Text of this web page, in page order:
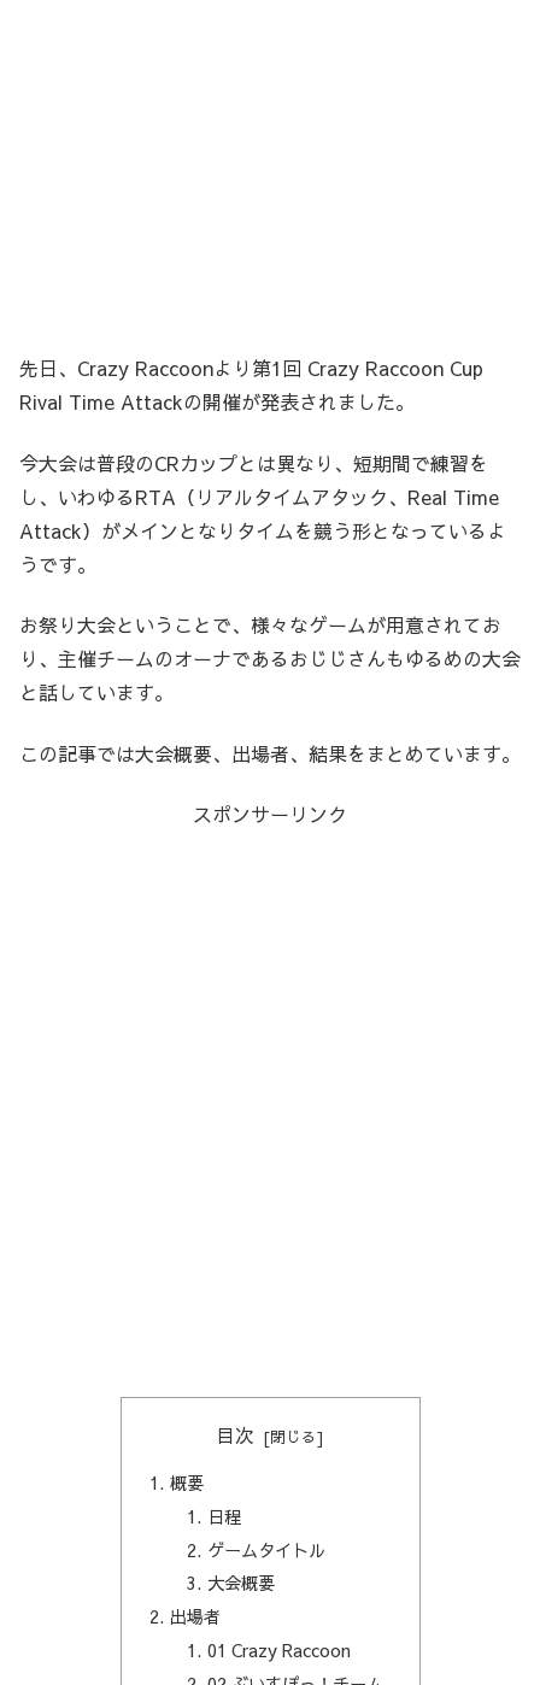
先日、Crazy Raccoonより第1回 Crazy Raccoon Cup
Rival Time Attackの開催が発表されました。
今大会は普段のCRカップとは異なり、短期間で練習を
し、いわゆるRTA（リアルタイムアタック、Real Time
Attack）がメインとなりタイムを競う形となっているよ
うです。
お祭り大会ということで、様々なゲームが用意されてお
り、主催チームのオーナであるおじじさんもゆるめの大会
と話しています。
この記事では大会概要、出場者、結果をまとめています。
スポンサーリンク
目次
概要
日程
ゲームタイトル
大会概要
出場者
01 Crazy Raccoon